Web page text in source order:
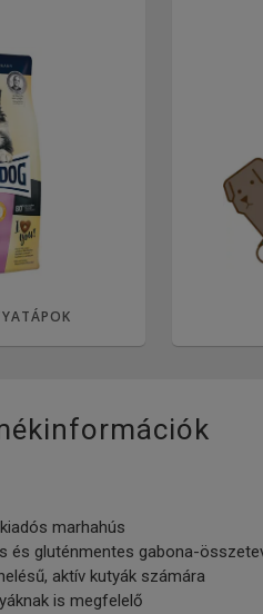
marhahús
és gluténmentes gabona-
aktív kutyák számára
is megfelelő